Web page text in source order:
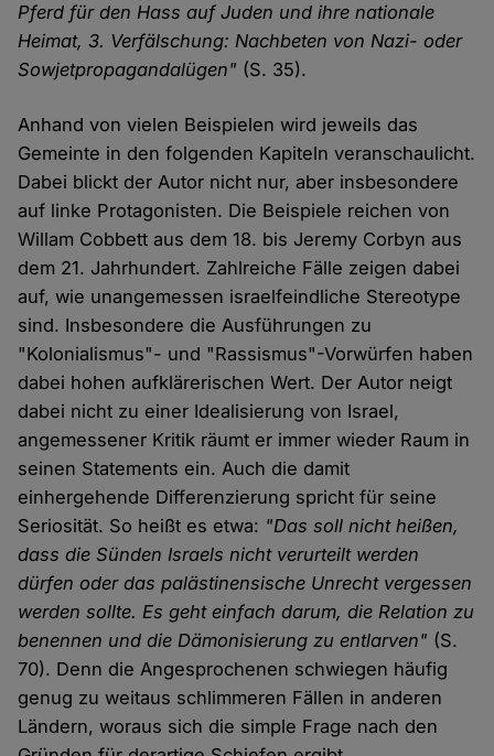
Pferd für den Hass auf Juden und ihre nationale
Heimat, 3. Verfälschung: Nachbeten von Nazi- oder
Sowjetpropagandalügen" (S. 35).
Anhand von vielen Beispielen wird jeweils das
Gemeinte in den folgenden Kapiteln veranschaulicht.
Dabei blickt der Autor nicht nur, aber insbesondere
auf linke Protagonisten. Die Beispiele reichen von
Willam Cobbett aus dem 18. bis Jeremy Corbyn aus
dem 21. Jahrhundert. Zahlreiche Fälle zeigen dabei
auf, wie unangemessen israelfeindliche Stereotype
sind. Insbesondere die Ausführungen zu
"Kolonialismus"- und "Rassismus"-Vorwürfen haben
dabei hohen aufklärerischen Wert. Der Autor neigt
dabei nicht zu einer Idealisierung von Israel,
angemessener Kritik räumt er immer wieder Raum in
seinen Statements ein. Auch die damit
einhergehende Differenzierung spricht für seine
Seriosität. So heißt es etwa: "Das soll nicht heißen,
dass die Sünden Israels nicht verurteilt werden
dürfen oder das palästinensische Unrecht vergessen
werden sollte. Es geht einfach darum, die Relation zu
benennen und die Dämonisierung zu entlarven" (S.
70). Denn die Angesprochenen schwiegen häufig
genug zu weitaus schlimmeren Fällen in anderen
Ländern, woraus sich die simple Frage nach den